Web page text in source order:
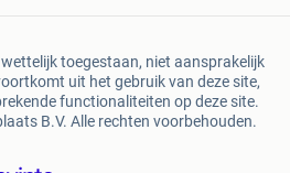
toegestaan, niet aansprakelijk
uit het gebruik van deze site,
functionaliteiten op deze site.
B.V. Alle rechten voorbehouden.